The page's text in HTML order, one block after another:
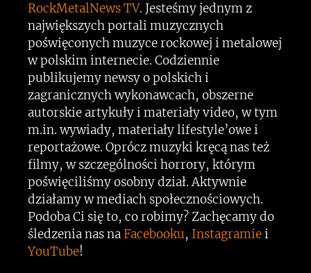
RockMetalNews TV. Jesteśmy jednym z
największych portali muzycznych
poświęconych muzyce rockowej i metalowej
w polskim internecie. Codziennie
publikujemy newsy o polskich i
zagranicznych wykonawcach, obszerne
autorskie artykuły i materiały video, w tym
m.in. wywiady, materiały lifestyle’owe i
reportażowe. Oprócz muzyki kręcą nas też
filmy, w szczególności horrory, którym
poświęciliśmy osobny dział. Aktywnie
działamy w mediach społecznościowych.
Podoba Ci się to, co robimy? Zachęcamy do
śledzenia nas naFacebooku, Instagramiei
YouTube!